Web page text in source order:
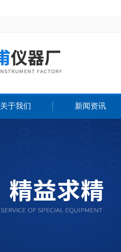
关于我们 新闻资讯